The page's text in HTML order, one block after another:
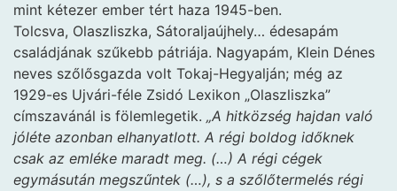
mint kétezer ember tért haza 1945-ben.
Tolcsva, Olaszliszka, Sátoraljaújhely… édesapám
családjának szűkebb pátriája. Nagyapám, Klein Dénes
neves szőlősgazda volt Tokaj-Hegyalján; még az
1929-es Ujvári-féle Zsidó Lexikon „Olaszliszka”
címszavánál is fölemlegetik. „A hitközség hajdan való
jóléte azonban elhanyatlott. A régi boldog időknek
csak az emléke maradt meg. (…) A régi cégek
egymásután megszűntek (…), s a szőlőtermelés régi